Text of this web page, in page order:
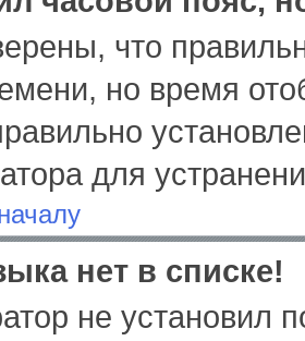
что
но время
для
нет в списке!
не установил